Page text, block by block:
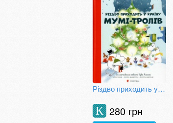
Різдво приходить у Країну Мумі-тролів
280 грн
К